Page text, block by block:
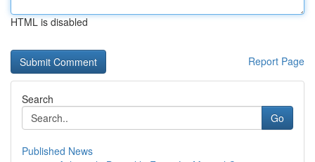
HTML is disabled
Report Page
Search
Go
Published News